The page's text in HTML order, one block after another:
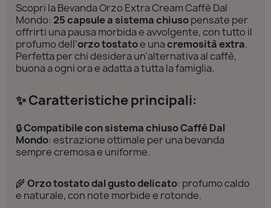
Scopri la Bevanda Orzo Extra Cream Caffè Dal
Mondo: 25 capsule a sistema chiusopensate per
offrirti una pausa morbida e avvolgente, con tutto il
profumo dell’orzo tostatoe unacremosità extra.
Perfetta per chi desidera un’alternativa al caffè,
buona a ogni ora e adatta a tutta la famiglia.
✨ Caratteristiche principali:
🔒Compatibile con sistema chiuso Caffè Dal
Mondo: estrazione ottimale per una bevanda
sempre cremosa e uniforme.
🌾Orzo tostato dal gusto delicato: profumo caldo
e naturale, con note morbide e rotonde.